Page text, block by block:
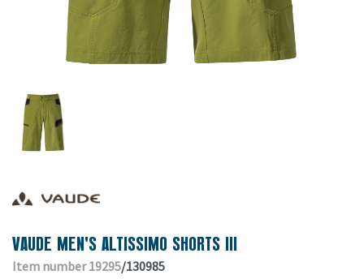
VAUDE MEN'S ALTISSIMO SHORTS III
Item number 19295/130985